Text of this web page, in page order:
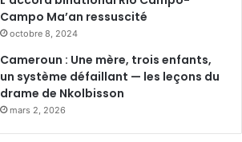
Campo Ma’an ressuscité
octobre 8, 2024
Cameroun : Une mère, trois enfants,
un système défaillant — les leçons du
drame de Nkolbisson
mars 2, 2026